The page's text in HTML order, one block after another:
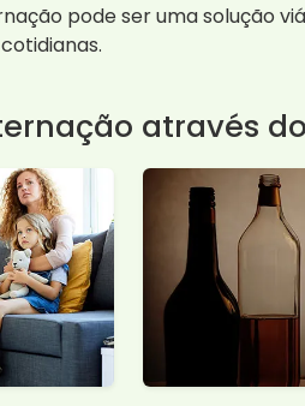
pode ser uma solução
através